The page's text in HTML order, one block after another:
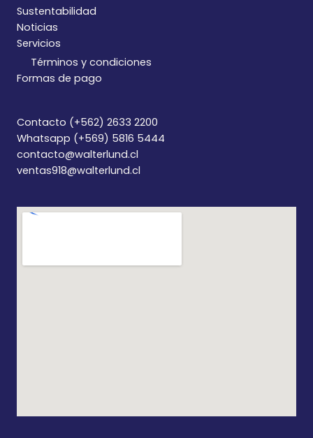
Sustentabilidad
Noticias
Servicios
Términos y condiciones
Formas de pago
Contacto (+562) 2633 2200
Whatsapp (+569) 5816 5444
contacto@walterlund.cl
ventas918@walterlund.cl